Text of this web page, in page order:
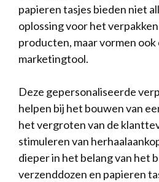
papieren tasjes bieden niet
oplossing voor het
producten, maar vormen
marketingtool.
Deze gepersonaliseerde
helpen bij het bouwen van
het vergroten van de
stimuleren van
dieper in het belang van het
verzenddozen en papieren